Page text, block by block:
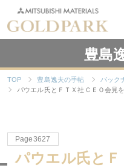
豊島
TOP 豊島逸夫の手帖
バック
パウエル氏とＦＴＸ社ＣＥＯ会見
Page3627
パウエル氏と